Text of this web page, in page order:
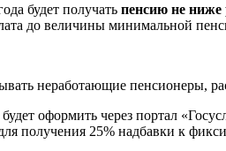
будет получать пенсию не ниже
до величины минимальной
неработающие пенсионеры,
оформить через портал
получения 25% надбавки к